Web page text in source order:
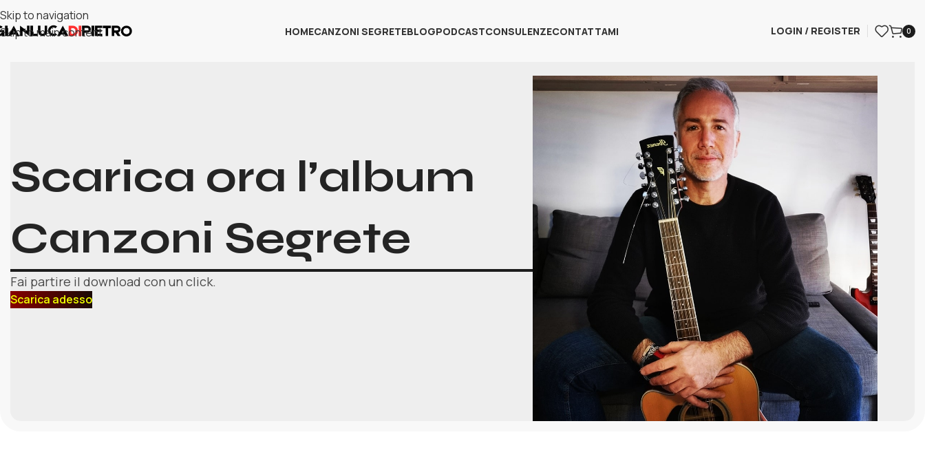
Skip to navigation
Skip to main content
HOMECANZONI SEGRETEBLOGPODCASTCONSULENZECONTATTAMI LOGIN / REGISTER 0
Scarica ora l’album
Canzoni Segrete
Fai partire il download con un click.
Scarica adesso